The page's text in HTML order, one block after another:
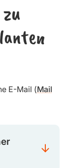
E-Mail (Mail